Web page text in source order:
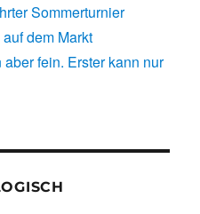
Sommerturnier
dem Markt
fein. Erster kann nur